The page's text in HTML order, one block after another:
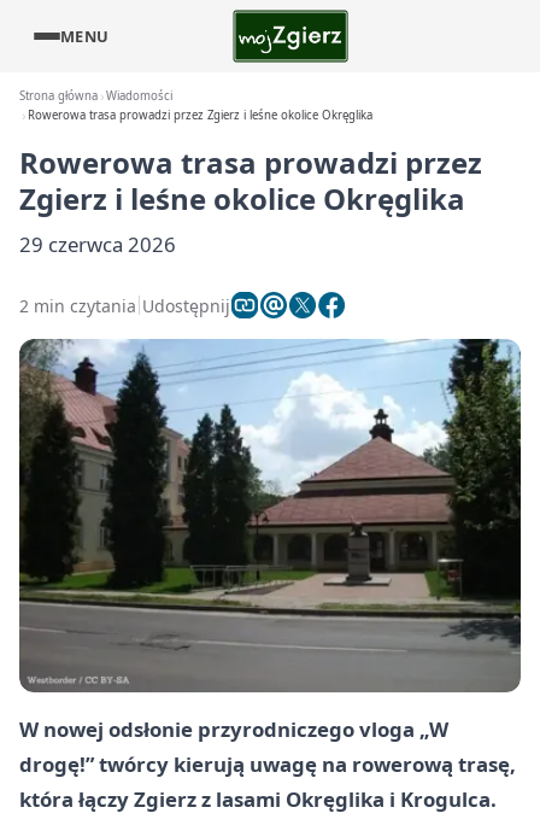
MENU
Strona główna Wiadomości
Rowerowa trasa prowadzi przez Zgierz i leśne okolice Okręglika
Rowerowa trasa prowadzi przez
Zgierz i leśne okolice Okręglika
29 czerwca 2026
2 min czytania Udostępnij
W nowej odsłonie przyrodniczego vloga „W
drogę!” twórcy kierują uwagę na rowerową trasę,
która łączy Zgierz z lasami Okręglika i Krogulca.